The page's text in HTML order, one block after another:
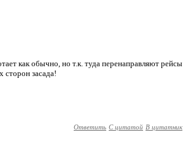
как обычно, но т.к. туда перенаправляют рейсы
сторон засада!
Ответить С цитатой В цитатник